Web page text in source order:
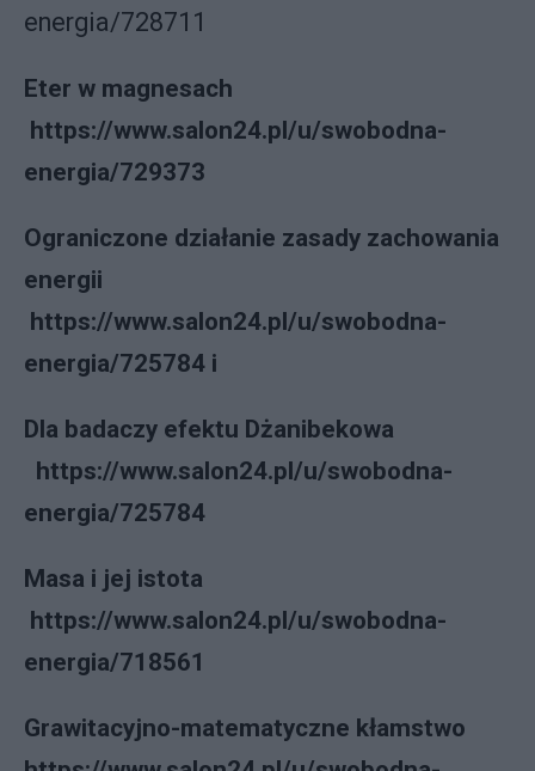
energia/728711
Eter w magnesach
https://www.salon24.pl/u/swobodna-
energia/729373
Ograniczone działanie zasady zachowania
energii
https://www.salon24.pl/u/swobodna-
energia/725784 i
Dla badaczy efektu Dżanibekowa
https://www.salon24.pl/u/swobodna-
energia/725784
Masa i jej istota
https://www.salon24.pl/u/swobodna-
energia/718561
Grawitacyjno-matematyczne kłamstwo